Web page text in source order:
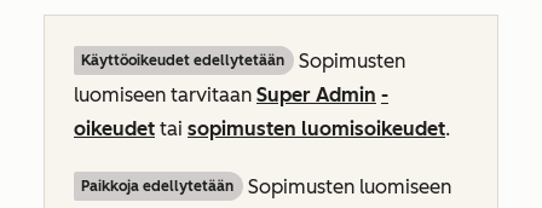
Käyttöoikeudet edellytetään
Sopimusten
luomiseen tarvitaan Super Admin -
oikeudet tai sopimusten luomisoikeudet.
Paikkoja edellytetään
Sopimusten luomiseen